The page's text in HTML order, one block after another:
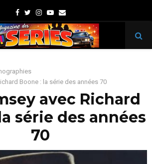
Facebook
TwitterInstagram
Youtube
Email
Boone : la série des années 70
avec Richard
série des années
70